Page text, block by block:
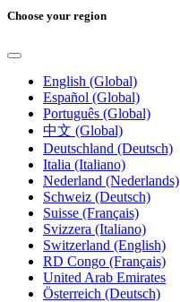
Choose your region
English (Global)
Español (Global)
Português (Global)
中文 (Global)
Deutschland (Deutsch)
Italia (Italiano)
Nederland (Nederlands)
Schweiz (Deutsch)
Suisse (Français)
Svizzera (Italiano)
Switzerland (English)
RD Congo (Français)
United Arab Emirates
Österreich (Deutsch)